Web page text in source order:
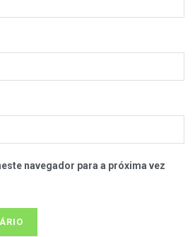
navegador para a próxima vez